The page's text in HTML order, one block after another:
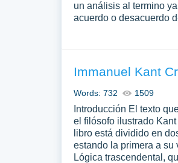
un análisis al termino
acuerdo o desacuerdo
Immanuel Kant
Words: 732 1509
Introducción El texto
el filósofo ilustrado
libro está dividido en
estando la primera a su
Lógica trascendental,